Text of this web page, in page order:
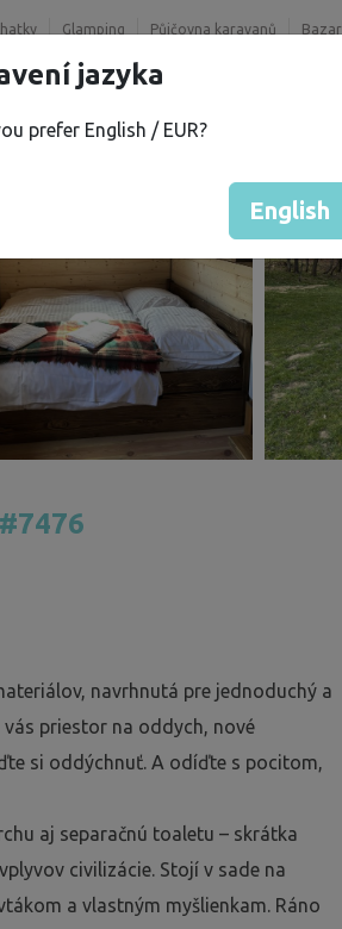
Glamping Půjčovna karavanů Bazar
#7476
navrhnutá pre jednoduchý a
priestor na oddych, nové
si oddýchnuť. A odíďte s pocitom,
aj separačnú toaletu – skrátka
civilizácie. Stojí v sade na
a vlastným myšlienkam. Ráno
jazyka
prefer English / EUR?
English